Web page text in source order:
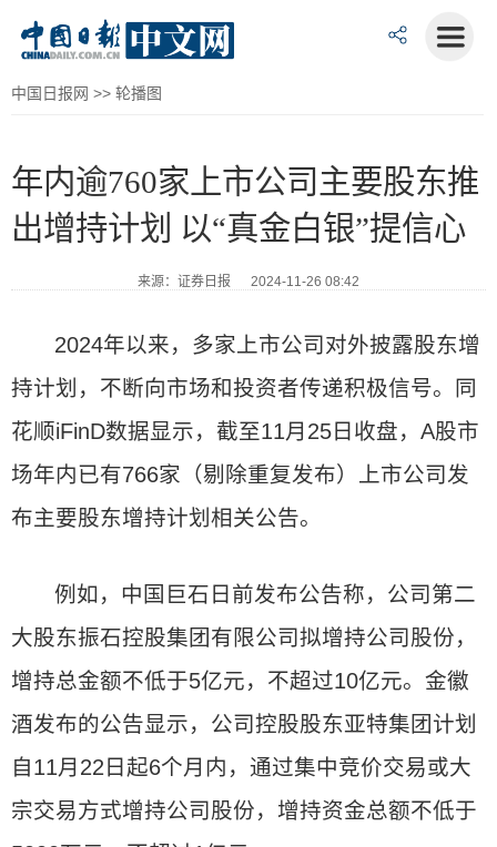
中国日报网 >> 轮播图
年内逾760家上市公司主要股东推
出增持计划 以“真金白银”提信心
来源：证券日报 2024-11-26 08:42
2024年以来，多家上市公司对外披露股东增
持计划，不断向市场和投资者传递积极信号。同
花顺iFinD数据显示，截至11月25日收盘，A股市
场年内已有766家（剔除重复发布）上市公司发
布主要股东增持计划相关公告。
例如，中国巨石日前发布公告称，公司第二
大股东振石控股集团有限公司拟增持公司股份，
增持总金额不低于5亿元，不超过10亿元。金徽
酒发布的公告显示，公司控股股东亚特集团计划
自11月22日起6个月内，通过集中竞价交易或大
宗交易方式增持公司股份，增持资金总额不低于